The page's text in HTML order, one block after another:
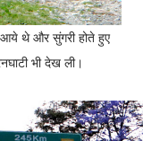
आये थे और सुंगरी होते हुए
भी देख ली।